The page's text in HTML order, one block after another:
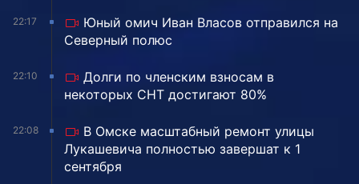
22:17
Юный омич Иван Власов отправился на
Северный полюс
22:10
Долги по членским взносам в
некоторых СНТ достигают 80%
22:08
В Омске масштабный ремонт улицы
Лукашевича полностью завершат к 1
сентября